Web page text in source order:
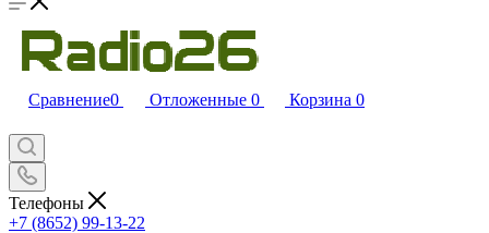
Сравнение0 Отложенные 0 Корзина 0
Телефоны
+7 (8652) 99-13-22